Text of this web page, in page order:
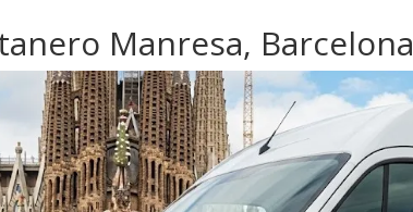
Manresa, Barcelona